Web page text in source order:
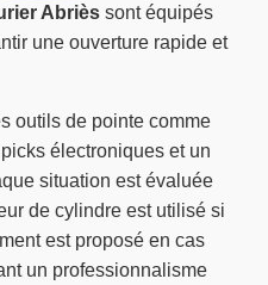
Abriès sont équipés
une ouverture rapide et
outils de pointe comme
électroniques et un
situation est évaluée
de cylindre est utilisé si
est proposé en cas
un professionnalisme